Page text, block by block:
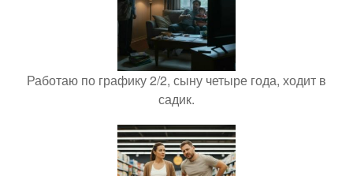
Работаю по графику 2/2, сыну четыре года, ходит в
садик.